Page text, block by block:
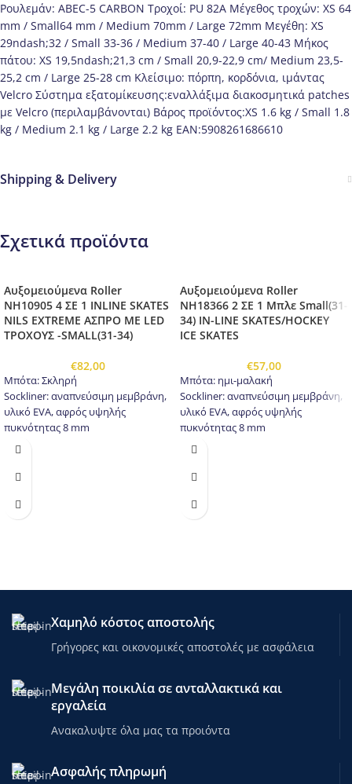
Ρουλεμάν: ABEC-5 CARBON Τροχοί: PU 82A Μέγεθος τροχών: XS 64
mm / Small64 mm / Medium 70mm / Large 72mm Μεγέθη: XS
29ndash;32 / Small 33-36 / Medium 37-40 / Large 40-43 Μήκος
πάτου: XS 19,5ndash;21,3 cm / Small 20,9-22,9 cm/ Medium 23,5-
25,2 cm / Large 25-28 cm Κλείσιμο: πόρπη, κορδόνια, ιμάντας
Velcro Σύστημα εξατομίκευσης:εναλλάξιμα διακοσμητικά patches
με Velcro (περιλαμβάνονται) Βάρος προϊόντος:XS 1.6 kg / Small 1.8
kg / Medium 2.1 kg / Large 2.2 kg EAN:5908261686610
Shipping & Delivery
Σχετικά προϊόντα
Αυξομειούμενα Roller
NH10905 4 ΣΕ 1 INLINE SKATES
NILS EXTREME ΑΣΠΡΟ ΜΕ LED
ΤΡΟΧΟΥΣ -SMALL(31-34)
€82,00
Μπότα: Σκληρή
Sockliner: αναπνεύσιμη μεμβράνη,
υλικό EVA, αφρός υψηλής
πυκνότητας 8 mm
Δέστρες: πόρπη δύο τεμαχίων,
Παγοπέδιλα: Από ανοξείδωτο
Λεπίδα παγοπέδιλου: αλουμίνιο
Αυξομειούμενα Roller
NH18366 2 ΣΕ 1 Μπλε Small(31-
34) IN-LINE SKATES/HOCKEY
ICE SKATES
€57,00
Μπότα: ημι-μαλακή
Sockliner: αναπνεύσιμη μεμβράνη,
υλικό EVA, αφρός υψηλής
πυκνότητας 8 mm
Δέστρες: πόρπη δύο τεμαχίων,
Παγοπέδιλα: Από ανοξείδωτο
Λεπίδα παγοπέδιλου: αλουμίνιο
Χαμηλό κόστος αποστολής
Γρήγορες και οικονομικές αποστολές με ασφάλεια
Μεγάλη ποικιλία σε ανταλλακτικά και
εργαλεία
Ανακαλυψτε όλα μας τα προιόντα
Ασφαλής πληρωμή